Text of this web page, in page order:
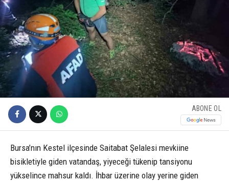
ABONE OL
Bursa’nın Kestel ilçesinde Saitabat Şelalesi mevkiine
bisikletiyle giden vatandaş, yiyeceği tükenip tansiyonu
yükselince mahsur kaldı. İhbar üzerine olay yerine giden